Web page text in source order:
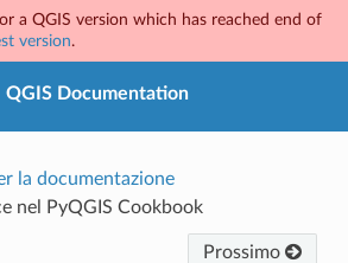
a QGIS version which has reached end of
version.
QGIS Documentation
la documentazione
nel PyQGIS Cookbook
Prossimo